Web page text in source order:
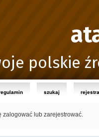
polskie
szukaj
zalogować lub zarejestrować.